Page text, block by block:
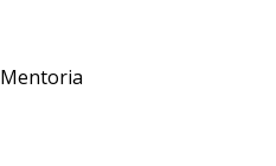
Mentoria